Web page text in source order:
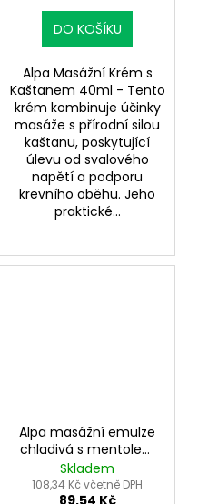
DO KOŠÍKU
Alpa Masážní Krém s
Kaštanem 40ml - Tento
krém kombinuje účinky
masáže s přírodní silou
kaštanu, poskytující
úlevu od svalového
napětí a podporu
krevního oběhu. Jeho
praktické...
Alpa masážní emulze
chladivá s mentolem
210ml – úleva a
osvěžení svalů
Skladem
108,34 Kč včetně DPH